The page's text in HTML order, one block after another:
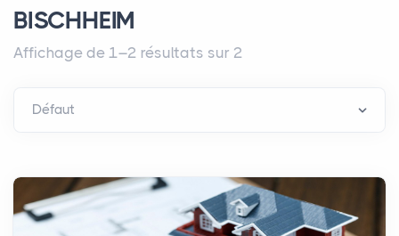
BISCHHEIM
Affichage de 1–2 résultats sur 2